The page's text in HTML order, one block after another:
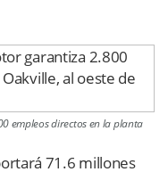
×
empleos directos en la planta
71.6 millones